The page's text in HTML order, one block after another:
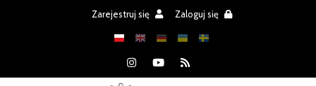
Zarejestruj się Zaloguj się